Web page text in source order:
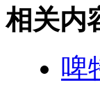
相关内
啤